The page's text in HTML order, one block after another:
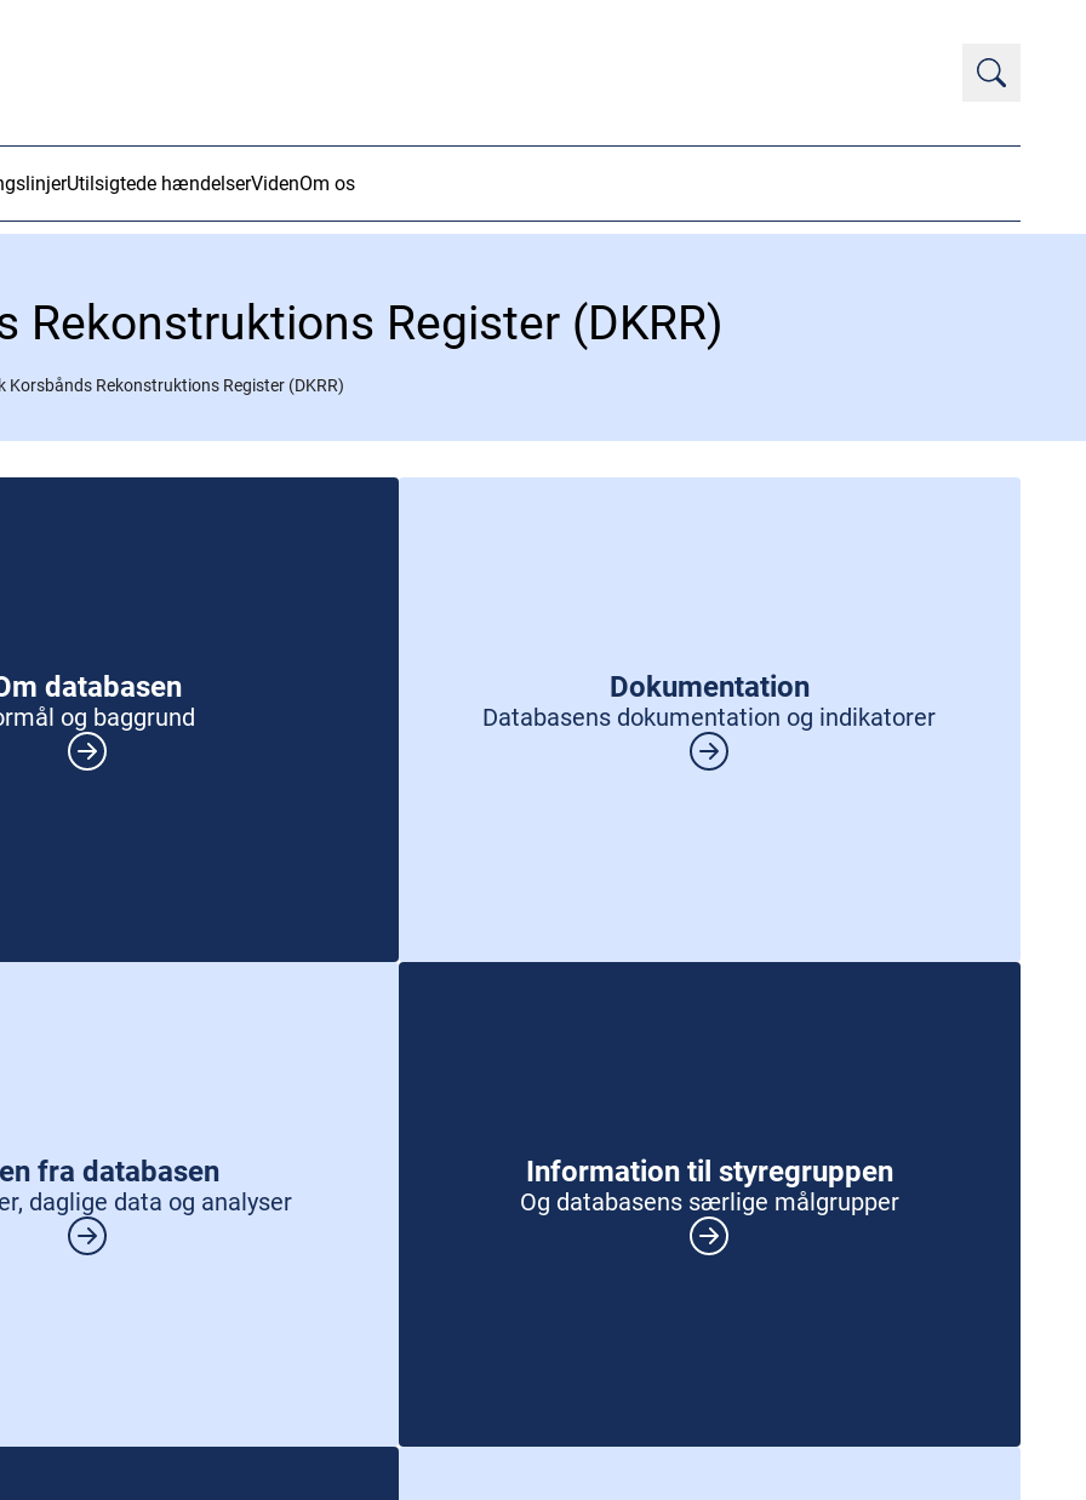
Utilsigtede hændelserVidenOm os
Rekonstruktions Register (DKRR)
Korsbånds Rekonstruktions Register (DKRR)
databasen
og baggrund
Dokumentation
Databasens dokumentation og indikatorer
fra databasen
daglige data og analyser
Information til styregruppen
Og databasens særlige målgrupper